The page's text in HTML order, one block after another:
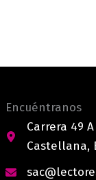
Encuéntranos
Carrera 49
Castellana,